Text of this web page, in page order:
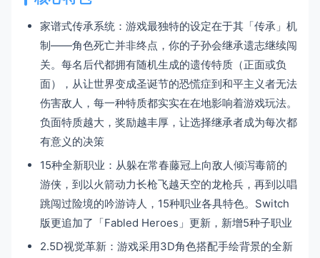
家谱式传承系统：游戏最独特的设定在于其「传承」机
制——角色死亡并非终点，你的子孙会继承遗志继续闯
关。每名后代都拥有随机生成的遗传特质（正面或负
面），从让世界变成圣诞节的恐慌症到和平主义者无法
伤害敌人，每一种特质都实实在在地影响着游戏玩法。
负面特质越大，奖励越丰厚，让选择继承者成为每次都
有意义的决策
15种全新职业：从躲在常春藤冠上向敌人倾泻毒箭的
游侠，到以火箭动力长枪飞越天空的龙枪兵，再到以唱
跳闯过险境的吟游诗人，15种职业各具特色。Switch
版更追加了「Fabled Heroes」更新，新增5种子职业
2.5D视觉革新：游戏采用3D角色搭配手绘背景的全新